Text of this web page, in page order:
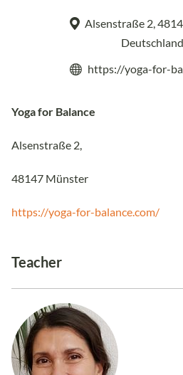
Alsenstraße 2,
Deutschland
https://yoga-for-
Yoga for Balance
Alsenstraße 2,
48147 Münster
https://yoga-for-balance.com/
Teacher